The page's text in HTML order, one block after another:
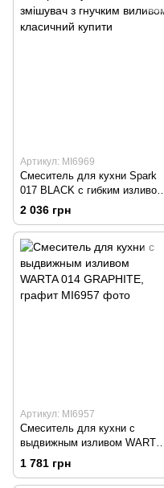
Артикул: MI6969
Смеситель для кухни Spark
017 BLACK с гибким изливом
на пружине, черный
2 036 грн
Артикул: MI6957
Смеситель для кухни с
выдвижным изливом WARTA
014 GRAPHITE, графит
1 781 грн